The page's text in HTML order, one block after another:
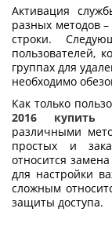
Активация
разных методов
строки.
пользователей,
группах для
необходимо
Как только
2016 купить
различными
простых и
относится
для настройки
сложным
защиты доступа.